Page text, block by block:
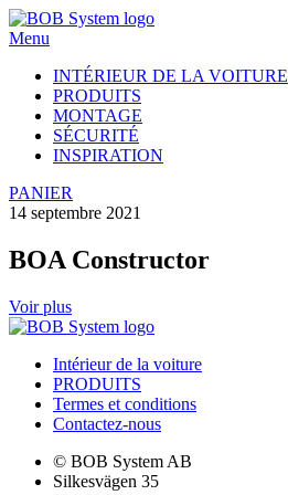
Menu
INTÉRIEUR DE LA VOITURE
PRODUITS
MONTAGE
SÉCURITÉ
INSPIRATION
PANIER
14 septembre 2021
BOA Constructor
Voir plus
Intérieur de la voiture
PRODUITS
Termes et conditions
Contactez-nous
© BOB System AB
Silkesvägen 35